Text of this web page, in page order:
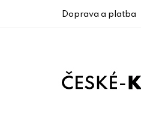
Doprava a platba